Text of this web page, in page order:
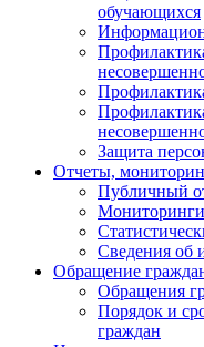
обучающихся
Защита
Отчеты,
Публичный
Мониторинги
Сведения об
Обращение
Обращения
Порядок и
граждан